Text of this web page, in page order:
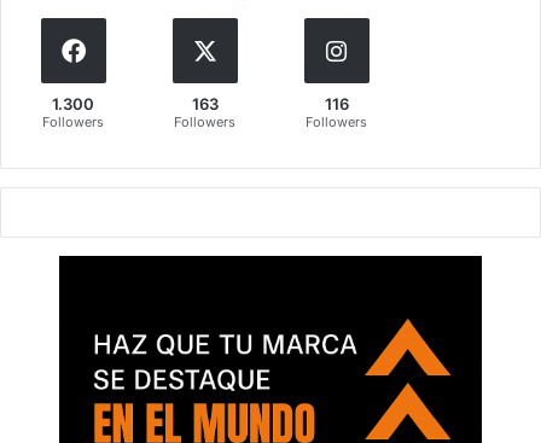
1.300
Followers
163
Followers
116
Followers